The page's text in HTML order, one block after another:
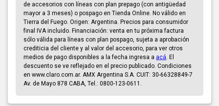
de accesorios con líneas con plan prepago (con antigüedad
mayor a 3 meses) o pospago en Tienda Online. No válido en
Tierra del Fuego. Origen: Argentina. Precios para consumidor
final IVA incluido. Financiación: venta en tu próxima factura
sólo válida para líneas con plan pospago, sujeta a aprobación
crediticia del cliente y al valor del accesorio, para ver otros
medios de pago disponibles a la fecha ingresa a acá . El
descuento se ve reflejado en el precio publicado. Condiciones
en www.claro.com.ar. AMX Argentina S.A. CUIT: 30-66328849-7
Av. de Mayo 878 CABA, Tel.: 0800-123-0611.